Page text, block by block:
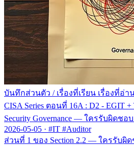
บันทึกส่วนตัว / เรื่องที่เรียน เรื่องที่อ่า
CISA Series ตอนที่ 16A : D2 - EGIT +
Security Governance — ใครรับผิดชอบ
2026-05-05 · #IT #Auditor
ส่วนที่ 1 ของ Section 2.2 — ใครรับผิด